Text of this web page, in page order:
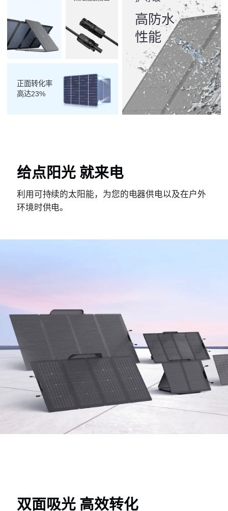
正面转化率
高达23%
高防水
性能
给点阳光 就来电
利用可持续的太阳能，为您的电器供电以及在户外
环境时供电。
双面吸光 高效转化